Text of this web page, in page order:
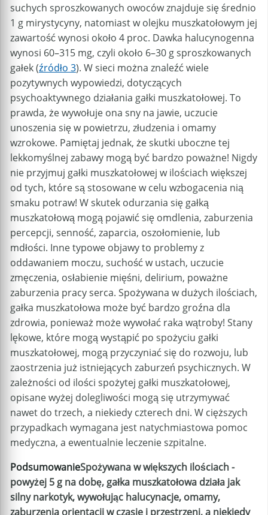
suchych sproszkowanych owoców znajduje się średnio
1 g mirystycyny, natomiast w olejku muszkatołowym jej
zawartość wynosi około 4 proc. Dawka halucynogenna
wynosi 60–315 mg, czyli około 6–30 g sproszkowanych
gałek (źródło 3). W sieci można znaleźć wiele
pozytywnych wypowiedzi, dotyczących
psychoaktywnego działania gałki muszkatołowej. To
prawda, że wywołuje ona sny na jawie, uczucie
unoszenia się w powietrzu, złudzenia i omamy
wzrokowe. Pamiętaj jednak, że skutki uboczne tej
lekkomyślnej zabawy mogą być bardzo poważne! Nigdy
nie przyjmuj gałki muszkatołowej w ilościach większej
od tych, które są stosowane w celu wzbogacenia nią
smaku potraw! W skutek odurzania się gałką
muszkatołową mogą pojawić się omdlenia, zaburzenia
percepcji, senność, zaparcia, oszołomienie, lub
mdłości. Inne typowe objawy to problemy z
oddawaniem moczu, suchość w ustach, uczucie
zmęczenia, osłabienie mięśni, delirium, poważne
zaburzenia pracy serca. Spożywana w dużych ilościach,
gałka muszkatołowa może być bardzo groźna dla
zdrowia, ponieważ może wywołać raka wątroby! Stany
lękowe, które mogą wystąpić po spożyciu gałki
muszkatołowej, mogą przyczyniać się do rozwoju, lub
zaostrzenia już istniejących zaburzeń psychicznych. W
zależności od ilości spożytej gałki muszkatołowej,
opisane wyżej dolegliwości mogą się utrzymywać
nawet do trzech, a niekiedy czterech dni. W cięższych
przypadkach wymagana jest natychmiastowa pomoc
medyczna, a ewentualnie leczenie szpitalne.
PodsumowanieSpożywana w większych ilościach -
powyżej 5 g na dobę, gałka muszkatołowa działa jak
silny narkotyk, wywołując halucynacje, omamy,
zaburzenia orientacji w czasie i przestrzeni, a niekiedy